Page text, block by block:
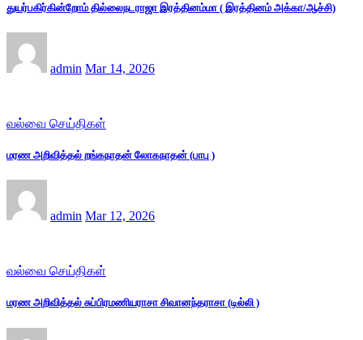
துயர்பகிர்கின்றோம் தில்லைநடராஜா இரத்தினம்மா ( இரத்தினம் அக்கா/ஆச்சி)
admin Mar 14, 2026
வல்வை செய்திகள்
மரண அறிவித்தல் றங்கநாதன் லோகநாதன் (பாபு )
admin Mar 12, 2026
வல்வை செய்திகள்
மரண அறிவித்தல் சுப்பிரமணியராசா சிவானந்தராசா (டில்லி )